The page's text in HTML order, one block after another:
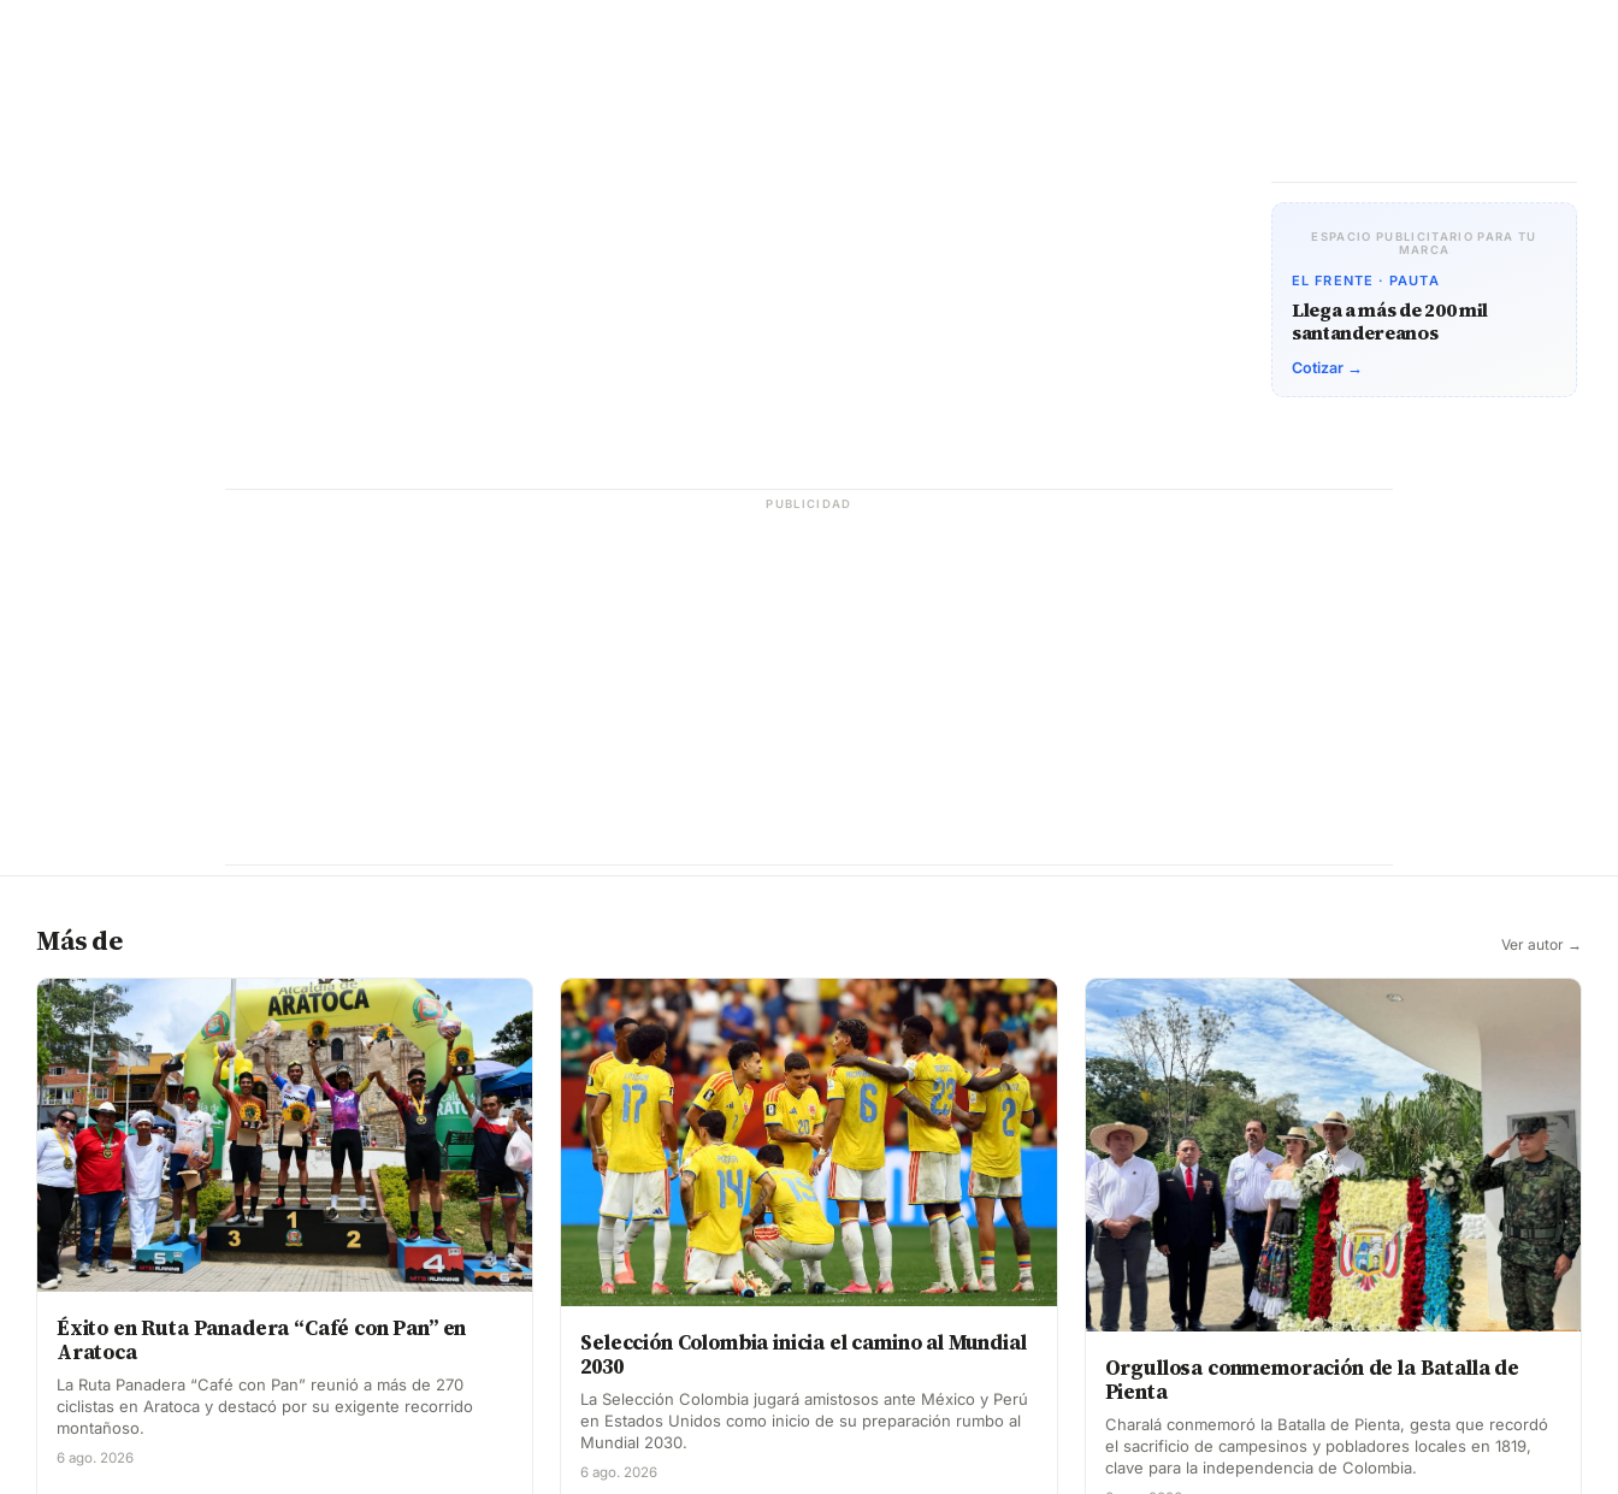
ESPACIO PUBLICITARIO PARA TU
MARCA
EL FRENTE · PAUTA
Llega a más de 200 mil
santandereanos
Cotizar →
PUBLICIDAD
Más de Ver autor →
Éxito en Ruta Panadera “Café con Pan” en
Aratoca
La Ruta Panadera “Café con Pan” reunió a más de 270
ciclistas en Aratoca y destacó por su exigente recorrido
montañoso.
6 ago. 2026
Selección Colombia inicia el camino al Mundial
2030
La Selección Colombia jugará amistosos ante México y Perú
en Estados Unidos como inicio de su preparación rumbo al
Mundial 2030.
6 ago. 2026
Orgullosa conmemoración de la Batalla de
Pienta
Charalá conmemoró la Batalla de Pienta, gesta que recordó
el sacrificio de campesinos y pobladores locales en 1819,
clave para la independencia de Colombia.